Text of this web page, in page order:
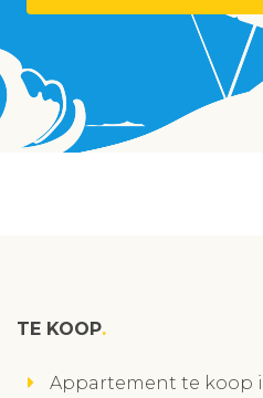
TE KOOP
Appartement te koop